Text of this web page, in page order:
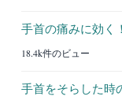
手首の痛みに効く
18.4k件のビュー
手首をそらした時